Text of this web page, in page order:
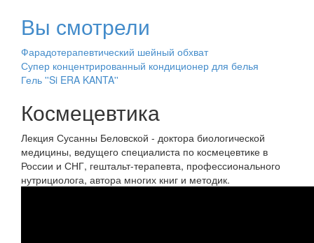
Вы смотрели
Фарадотерапевтический шейный обхват
Супер концентрированный кондиционер для белья
Гель ''Si ERA KANTA''
Космецевтика
Лекция Сусанны Беловской - доктора биологической
медицины, ведущего специалиста по космецевтике в
России и СНГ, гештальт-терапевта, профессионального
нутрициолога, автора многих книг и методик.